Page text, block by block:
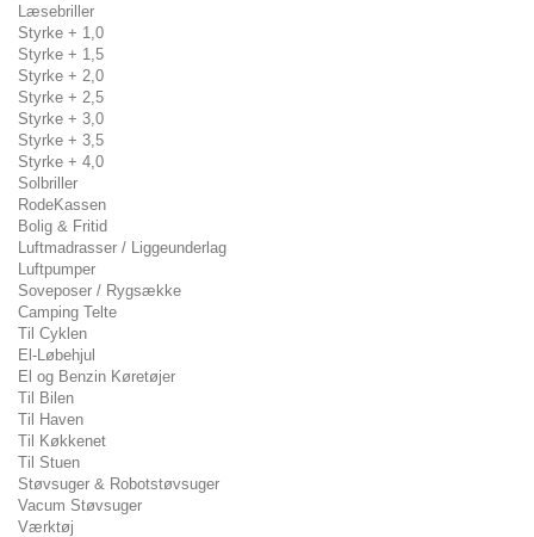
Læsebriller
Styrke + 1,0
Styrke + 1,5
Styrke + 2,0
Styrke + 2,5
Styrke + 3,0
Styrke + 3,5
Styrke + 4,0
Solbriller
RodeKassen
Bolig & Fritid
Luftmadrasser / Liggeunderlag
Luftpumper
Soveposer / Rygsække
Camping Telte
Til Cyklen
El-Løbehjul
El og Benzin Køretøjer
Til Bilen
Til Haven
Til Køkkenet
Til Stuen
Støvsuger & Robotstøvsuger
Vacum Støvsuger
Værktøj